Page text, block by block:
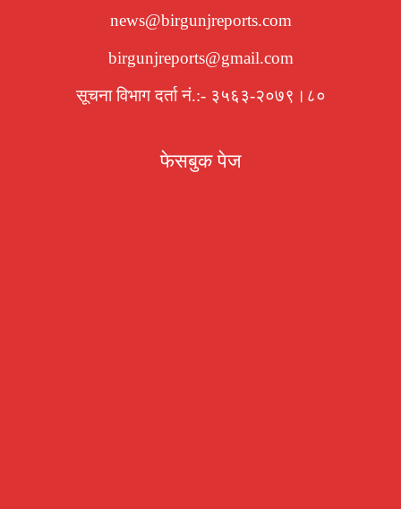
news@birgunjreports.com
birgunjreports@gmail.com
सूचना विभाग दर्ता नं.:- ३५६३-२०७९।८०
फेसबुक पेज